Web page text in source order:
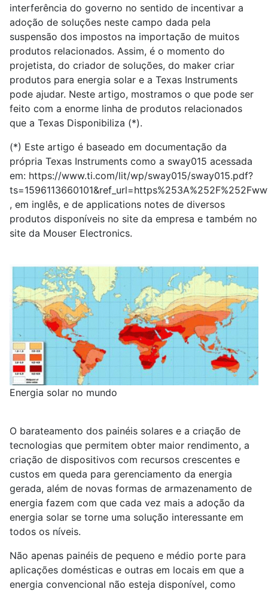
interferência do governo no sentido de incentivar a
adoção de soluções neste campo dada pela
suspensão dos impostos na importação de muitos
produtos relacionados. Assim, é o momento do
projetista, do criador de soluções, do maker criar
produtos para energia solar e a Texas Instruments
pode ajudar. Neste artigo, mostramos o que pode ser
feito com a enorme linha de produtos relacionados
que a Texas Disponibiliza (*).
(*) Este artigo é baseado em documentação da
própria Texas Instruments como a sway015 acessada
em: https://www.ti.com/lit/wp/sway015/sway015.pdf?
, em inglês, e de applications notes de diversos
produtos disponíveis no site da empresa e também no
site da Mouser Electronics.
Energia solar no mundo
O barateamento dos painéis solares e a criação de
tecnologias que permitem obter maior rendimento, a
criação de dispositivos com recursos crescentes e
custos em queda para gerenciamento da energia
gerada, além de novas formas de armazenamento de
energia fazem com que cada vez mais a adoção da
energia solar se torne uma solução interessante em
todos os níveis.
Não apenas painéis de pequeno e médio porte para
aplicações domésticas e outras em locais em que a
energia convencional não esteja disponível, como